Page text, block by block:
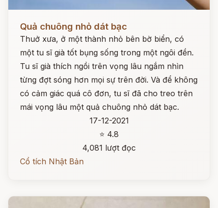
Quả chuông nhỏ dát bạc
Thuở xưa, ở một thành nhỏ bên bờ biển, có
một tu sĩ già tốt bụng sống trong một ngôi đền.
Tu sĩ già thích ngồi trên vọng lâu ngắm nhìn
từng đợt sóng hơn mọi sự trên đời. Và để không
có cảm giác quá cô đơn, tu sĩ đã cho treo trên
mái vọng lâu một quả chuông nhỏ dát bạc.
17-12-2021
⭐ 4.8
4,081 lượt đọc
Cổ tích Nhật Bản